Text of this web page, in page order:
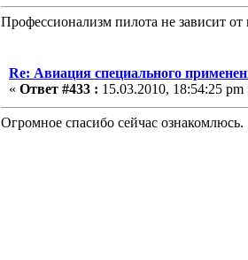
Профессионализм пилота не зависит
Re: Авиация специального
« Ответ #433 : 15.03.2010, 18:54:25 pm
Огромное спасибо сейчас ознакомлюсь.